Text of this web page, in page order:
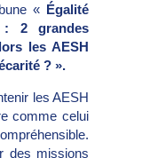
« Égalité
: 2 grandes
les AESH
? ».
les AESH
comme celui
des missions